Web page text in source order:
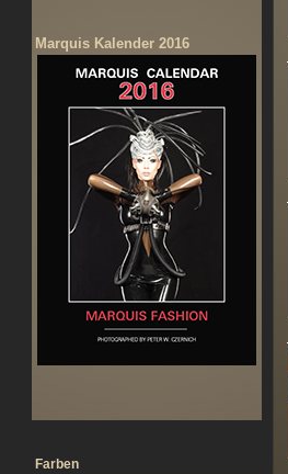
Marquis Kalender 2016
Farben